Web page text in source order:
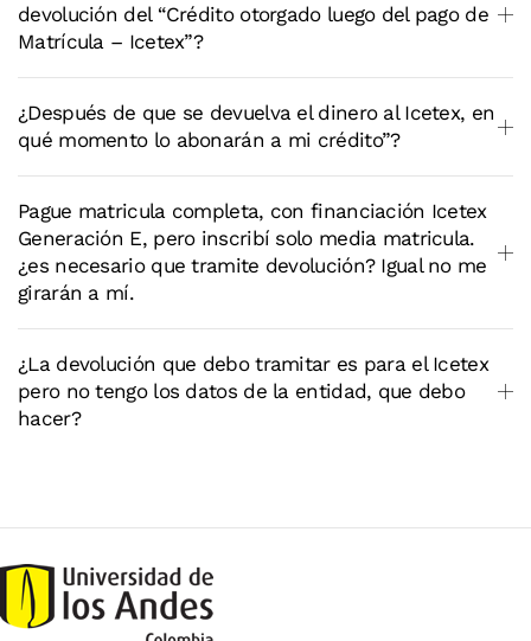
devolución del “Crédito otorgado luego del pago de
Matrícula – Icetex”?
¿Después de que se devuelva el dinero al Icetex, en
qué momento lo abonarán a mi crédito”?
Pague matricula completa, con financiación Icetex
Generación E, pero inscribí solo media matricula.
¿es necesario que tramite devolución? Igual no me
girarán a mí.
¿La devolución que debo tramitar es para el Icetex
pero no tengo los datos de la entidad, que debo
hacer?